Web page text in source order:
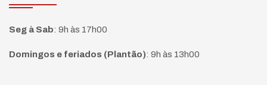
Seg à Sab: 9h às 17h00
Domingos e feriados (Plantão): 9h às 13h00